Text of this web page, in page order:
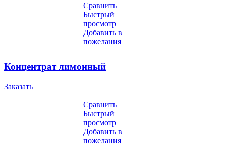
Сравнить
Быстрый
просмотр
Добавить в
пожелания
Концентрат лимонный
Заказать
Сравнить
Быстрый
просмотр
Добавить в
пожелания